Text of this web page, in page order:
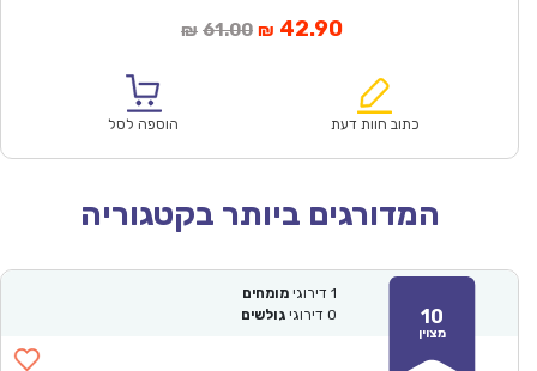
₪ 61.00המחיר
₪61.00.
₪ 42.90המחיר
הוא:
כתוב חוות דעת הוספה לסל
המדורגים ביותר בקטגוריה
10
מצוין
1 דירוגי מומחים
0 דירוגי גולשים